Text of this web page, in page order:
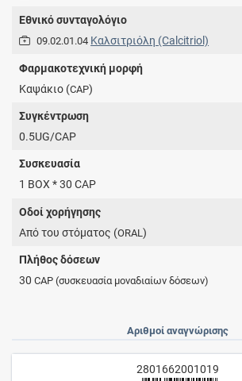
Εθνικό συνταγολόγιο
09.02.01.04 Καλσιτριόλη (Calcitriol)
Φαρμακοτεχνική μορφή
Καψάκιο (CAP)
Συγκέντρωση
0.5UG/CAP
Συσκευασία
1 BOX * 30 CAP
Οδοί χορήγησης
Από του στόματος (ORAL )
Πλήθος δόσεων
30CAP (συσκευασία μοναδιαίων δόσεων)
Αριθμοί αναγνώρισης
2801662001019